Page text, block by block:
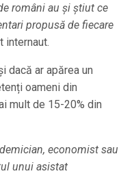
români au și știut ce
propusă de fiecare
internaut.
dacă ar apărea un
oameni din
mult de 15-20% din
economist sau
unui asistat